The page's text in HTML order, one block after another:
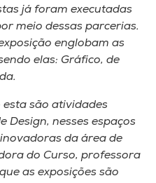
já foram executadas
meio dessas parcerias.
englobam as
elas: Gráfico, de
são atividades
Design, nesses espaços
da área de
do Curso, professora
as exposições são